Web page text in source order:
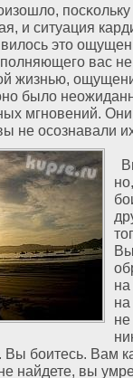
и ситуация
это
вас
жизнью,
былο
мгновений.
не осознавали
не
боитесь. Вам
найдете, вы